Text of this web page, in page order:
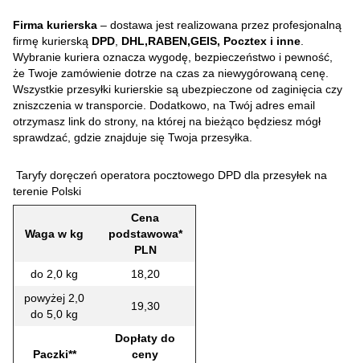
Firma kurierska – dostawa jest realizowana przez profesjonalną
firmę kurierską DPD DHL,RABEN,GEIS, Pocztex i inne
Wybranie kuriera oznacza wygodę, bezpieczeństwo i pewność,
że Twoje zamówienie dotrze na czas za niewygórowaną cenę.
Wszystkie przesyłki kurierskie są ubezpieczone od zaginięcia czy
zniszczenia w transporcie. Dodatkowo, na Twój adres email
otrzymasz link do strony, na której na bieżąco będziesz mógł
sprawdzać, gdzie znajduje się Twoja przesyłka.
Taryfy doręczeń operatora pocztowego DPD dla przesyłek na
terenie Polski
Waga w kg
Cena
podstawowa*
PLN
do 2,0 kg
18,20
powyżej 2,0
do 5,0 kg
19,30
Paczki**
Dopłaty do
ceny